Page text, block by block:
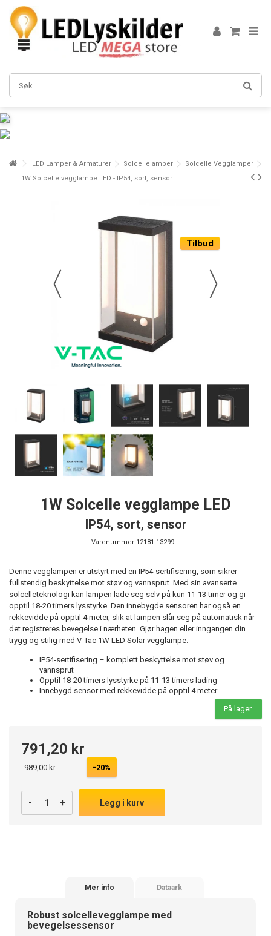
LED Lamper & Armaturer Solcellelamper
Solcelle Vegglamper
1W Solcelle vegglampe LED - IP54, sort, sensor
Tilbud
1W Solcelle vegglampe LED
IP54, sort, sensor
Varenummer 12181-13299
Denne vegglampen er utstyrt med en IP54-sertifisering, som sikrer
fullstendig beskyttelse mot støv og vannsprut. Med sin avanserte
solcelleteknologi kan lampen lade seg selv på kun 11-13 timer og gi
opptil 18-20 timers lysstyrke. Den innebygde sensoren har også en
rekkevidde på opptil 4 meter, slik at lampen slår seg på automatisk når
det registreres bevegelse i nærheten. Gjør hagen eller inngangen din
trygg og stilig med V-Tac 1W LED Solar vegglampe.
IP54-sertifisering – komplett beskyttelse mot støv og
vannsprut
Opptil 18-20 timers lysstyrke på 11-13 timers lading
Innebygd sensor med rekkevidde på opptil 4 meter
På lager.
791,20 kr
989,00 kr -20%
- + Legg i kurv
Mer info Dataark
Robust solcellevegglampe med
bevegelsessensor